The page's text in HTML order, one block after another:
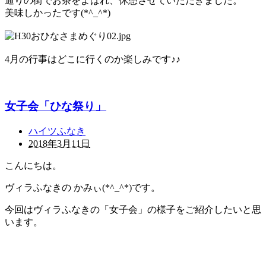
美味しかったです(*^_^*)
4月の行事はどこに行くのか楽しみです♪♪
女子会「ひな祭り」
ハイツふなき
2018年3月11日
こんにちは。
ヴィラふなきの かみぃ(*^_^*)です。
今回はヴィラふなきの「女子会」の様子をご紹介したいと思
います。